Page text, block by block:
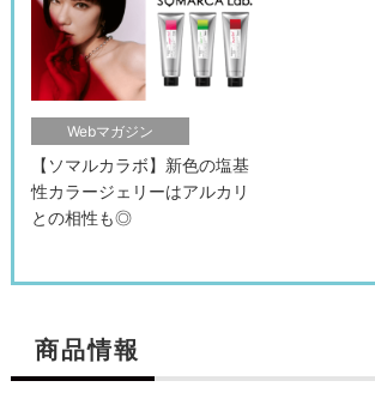
Webマガジン
【ソマルカラボ】新色の塩基
性カラージェリーはアルカリ
との相性も◎
商品情報